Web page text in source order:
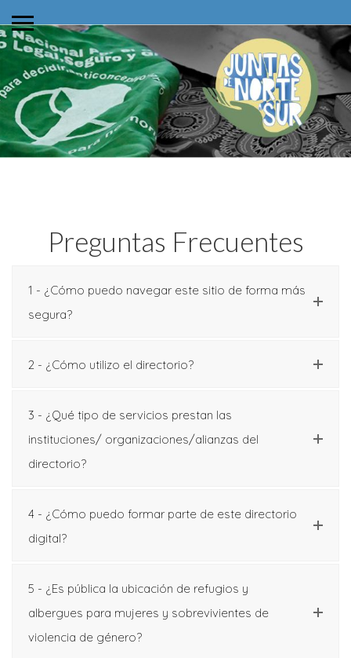
Preguntas Frecuentes
1 - ¿Cómo puedo navegar este sitio de forma más
segura?
2 - ¿Cómo utilizo el directorio?
3 - ¿Qué tipo de servicios prestan las
instituciones/ organizaciones/alianzas del
directorio?
4 - ¿Cómo puedo formar parte de este directorio
digital?
5 - ¿Es pública la ubicación de refugios y
albergues para mujeres y sobrevivientes de
violencia de género?